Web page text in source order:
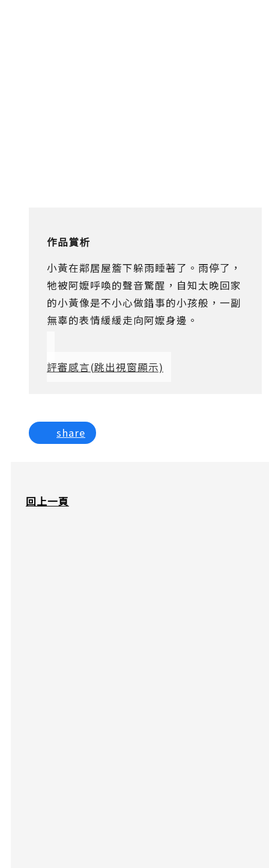
作品賞析
小黃在鄰居屋簷下躲雨睡著了。雨停了，
牠被阿嬤呼喚的聲音驚醒，自知太晚回家
的小黃像是不小心做錯事的小孩般，一副
無辜的表情緩緩走向阿嬤身邊。
評審感言(跳出視窗顯示)
share
回上一頁